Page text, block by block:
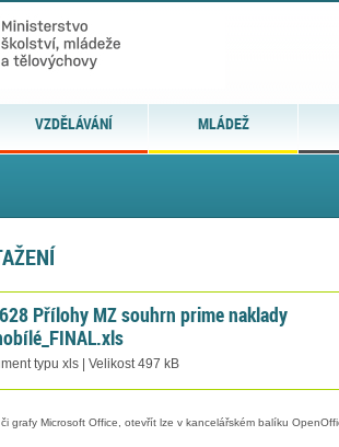
VZDĚLÁVÁNÍ MLÁDEŽ
Přílohy MZ souhrn prime naklady
typu xls | Velikost 497 kB
grafy Microsoft Office, otevřít lze v kancelářském balíku